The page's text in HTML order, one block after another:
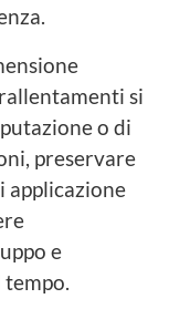
si
o di
preservare
applicazione
e